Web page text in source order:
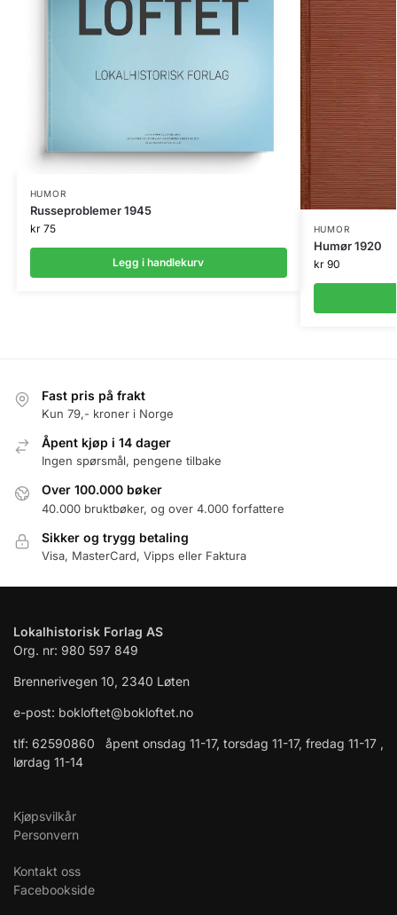
HUMOR
Russeproblemer 1945
kr75
Legg i handlekurv
HUMOR
Humør 1920
kr90
Fast pris på frakt
Kun 79,- kroner i Norge
Åpent kjøp i 14 dager
Ingen spørsmål, pengene tilbake
Over 100.000 bøker
40.000 bruktbøker, og over 4.000 forfattere
Sikker og trygg betaling
Visa, MasterCard, Vipps eller Faktura
Lokalhistorisk Forlag AS
Org. nr: 980 597 849
Brennerivegen 10, 2340 Løten
e-post: bokloftet@bokloftet.no
tlf: 62590860 åpent onsdag 11-17, torsdag 11-17, fredag 11-17 ,
lørdag 11-14
Kjøpsvilkår
Personvern
Kontakt oss
Facebookside